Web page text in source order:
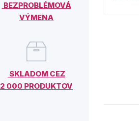
BEZPROBLÉMOVÁ
VÝMENA
SKLADOM CEZ
2 000 PRODUKTOV